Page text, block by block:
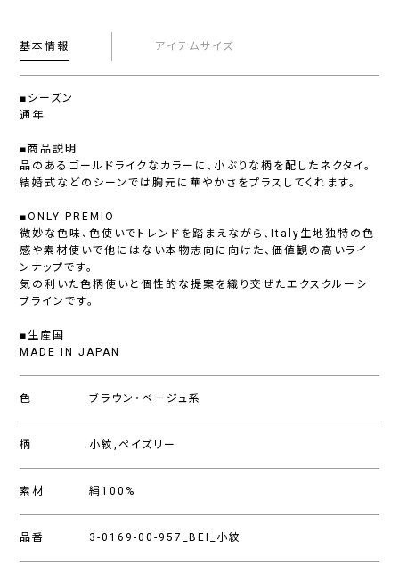
基本情報 アイテムサイズ
■シーズン
通年
■商品説明
品のあるゴールドライクなカラーに、小ぶりな柄を配したネクタイ。
結婚式などのシーンでは胸元に華やかさをプラスしてくれます。
■ONLY PREMIO
微妙な色味、色使いでトレンドを踏まえながら、Italy生地独特の色
感や素材使いで他にはない本物志向に向けた、価値観の高いライ
ンナップです。
気の利いた色柄使いと個性的な提案を織り交ぜたエクスクルーシ
ブラインです。
■生産国
MADE IN JAPAN
色 ブラウン・ベージュ系
柄 小紋,ペイズリー
素材 絹100%
品番 3-0169-00-957_BEI_小紋